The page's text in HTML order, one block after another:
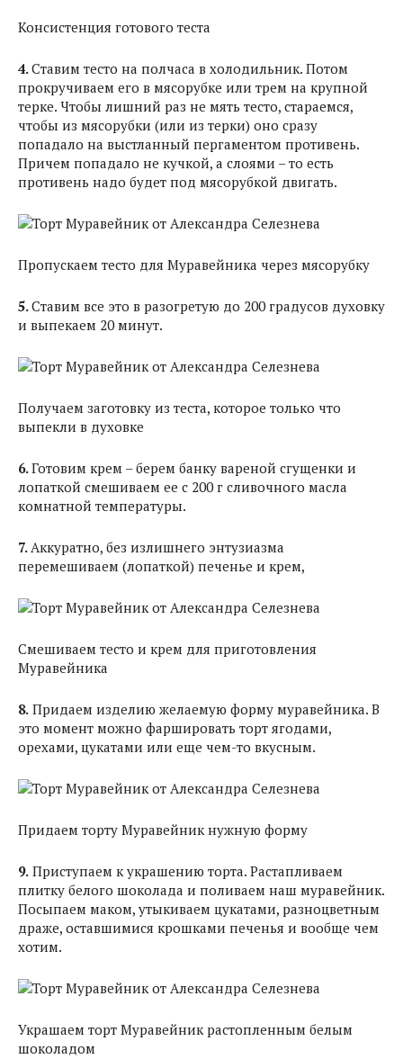
Консистенция готового теста
4.Ставим тесто на полчаса в холодильник. Потом
прокручиваем его в мясорубке или трем на крупной
терке. Чтобы лишний раз не мять тесто, стараемся,
чтобы из мясорубки (или из терки) оно сразу
попадало на выстланный пергаментом противень.
Причем попадало не кучкой, а слоями – то есть
противень надо будет под мясорубкой двигать.
Пропускаем тесто для Муравейника через мясорубку
5.Ставим все это в разогретую до 200 градусов духовку
и выпекаем 20 минут.
Получаем заготовку из теста, которое только что
выпекли в духовке
6.Готовим крем – берем банку вареной сгущенки и
лопаткой смешиваем ее с 200 г сливочного масла
комнатной температуры.
7.Аккуратно, без излишнего энтузиазма
перемешиваем (лопаткой) печенье и крем,
Смешиваем тесто и крем для приготовления
Муравейника
8. Придаем изделию желаемую форму муравейника. В
это момент можно фаршировать торт ягодами,
орехами, цукатами или еще чем-то вкусным.
Придаем торту Муравейник нужную форму
9. Приступаем к украшению торта. Растапливаем
плитку белого шоколада и поливаем наш муравейник.
Посыпаем маком, утыкиваем цукатами, разноцветным
драже, оставшимися крошками печенья и вообще чем
хотим.
Украшаем торт Муравейник растопленным белым
шоколадом